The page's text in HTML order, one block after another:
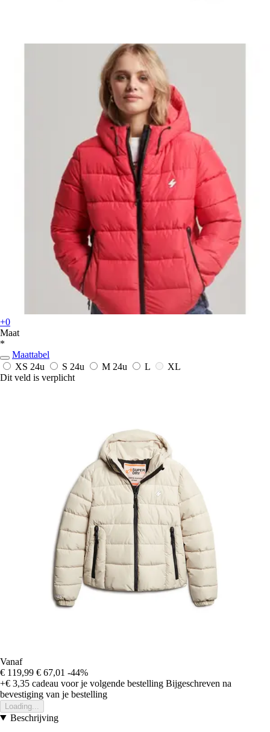
+0
Maat
*
Maattabel
XS 24u S 24u M 24u L
XL
Dit veld is verplicht
Vanaf
€ 119,99 € 67,01 -44%
+€ 3,35 cadeau voor je volgende bestelling Bijgeschreven na
bevestiging van je bestelling
Loading...
Beschrijving